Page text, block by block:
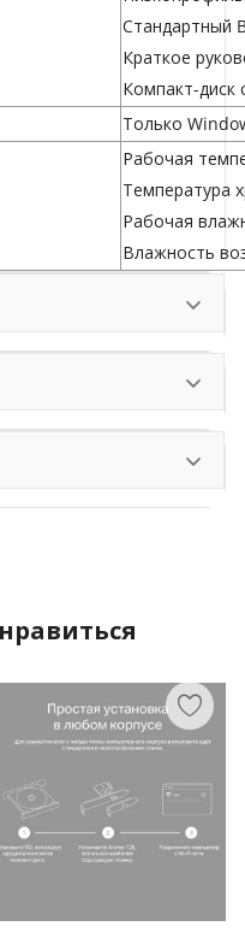
Стандартный
Краткое
Компакт-диск
Только
Рабочая
Температура
Рабочая
Влажность